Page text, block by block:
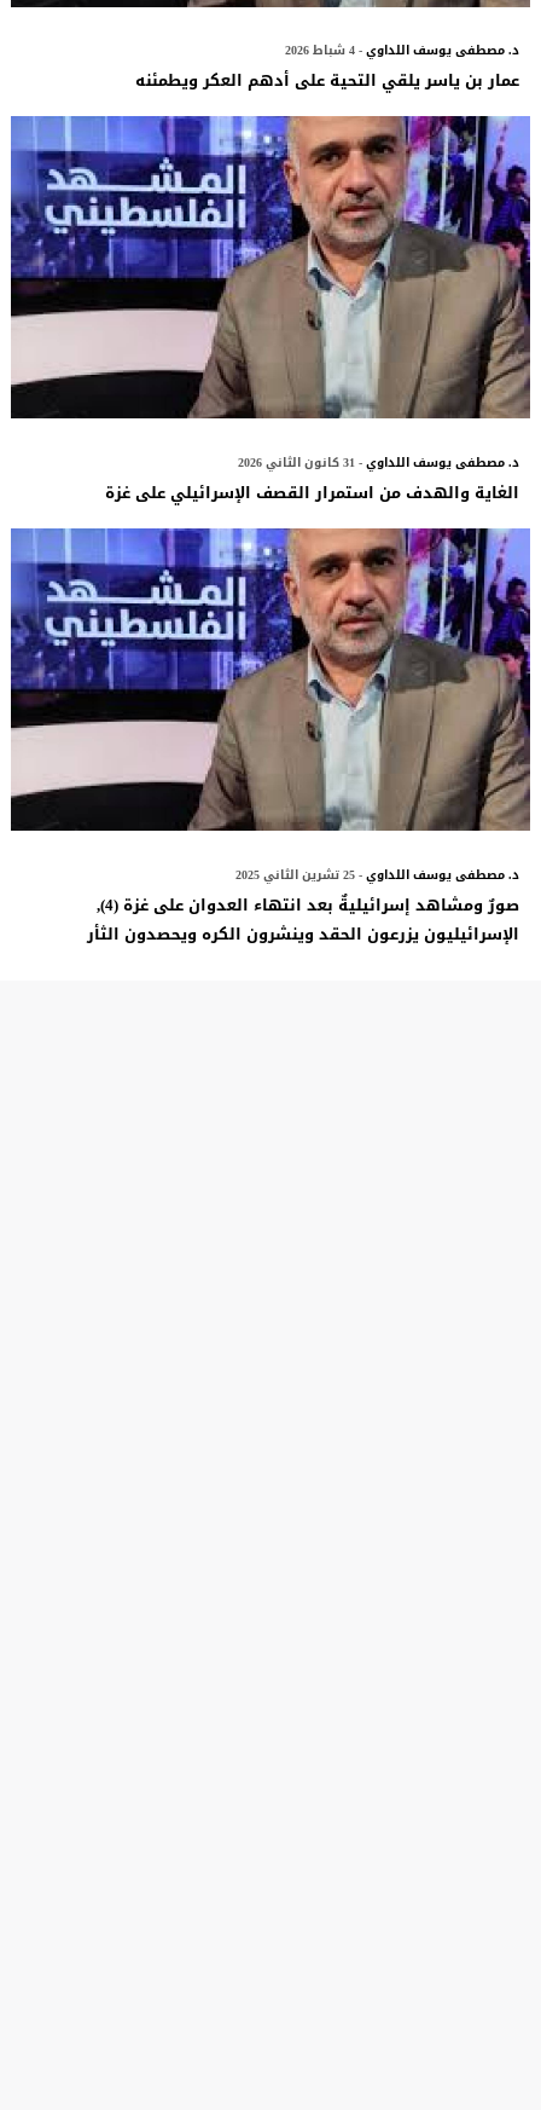
د. مصطفى يوسف اللداوي- 4 شباط 2026
عمار بن ياسر يلقي التحية على أدهم العكر ويطمئنه
د. مصطفى يوسف اللداوي- 31 كانون الثاني 2026
الغاية والهدف من استمرار القصف الإسرائيلي على غزة
د. مصطفى يوسف اللداوي- 25 تشرين الثاني 2025
صورٌ ومشاهد إسرائيليةٌ بعد انتهاء العدوان على غزة (4),
الإسرائيليون يزرعون الحقد وينشرون الكره ويحصدون الثأر